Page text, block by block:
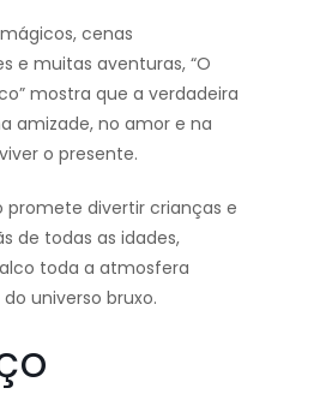
cenas
e muitas aventuras, “O
mostra que a verdadeira
amizade, no amor e na
o presente.
promete divertir crianças e
de todas as idades,
toda a atmosfera
universo bruxo.